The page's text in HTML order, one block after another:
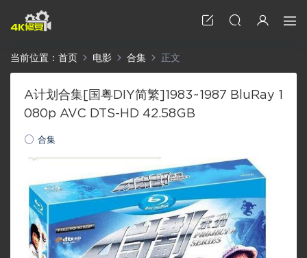
当前位置： 首页 电影 合集 正文
A计划合集[国粤DIY简繁]1983~1987 BluRay 1
080p AVC DTS-HD 42.58GB
合集